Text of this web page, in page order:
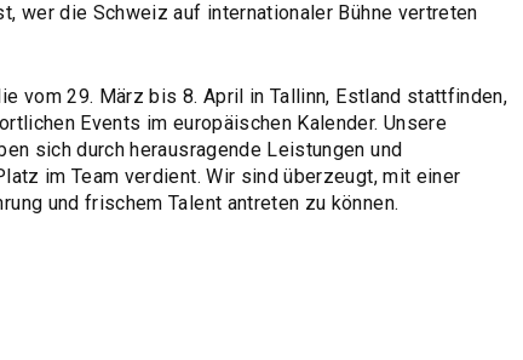
wer die Schweiz auf internationaler Bühne vertreten
vom 29. März bis 8. April in Tallinn, Estland stattfinden,
Events im europäischen Kalender. Unsere
sich durch herausragende Leistungen und
im Team verdient. Wir sind überzeugt, mit einer
und frischem Talent antreten zu können.